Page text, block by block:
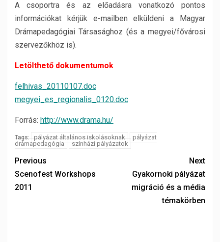
A csoportra és az előadásra vonatkozó pontos
információkat kérjük e-mailben elküldeni a Magyar
Drámapedagógiai Társasághoz (és a megyei/fővárosi
szervezőkhöz is).
Letölthető dokumentumok
felhivas_20110107.doc
megyei_es_regionalis_0120.doc
Forrás: http://www.drama.hu/
Tags: pályázat általános iskolásoknak
pályázat
drámapedagógia
színházi pályázatok
Previous
Scenofest Workshops
2011
Next
Gyakornoki pályázat
migráció és a média
témakörben